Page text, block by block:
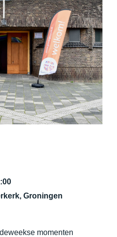
Groningen
momenten